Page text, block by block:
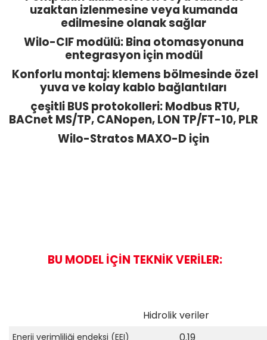
uzaktan izlenmesine veya kumanda
edilmesine olanak sağlar
Wilo-CIF modülü: Bina otomasyonuna
entegrasyon için modül
Konforlu montaj: klemens bölmesinde özel
yuva ve kolay kablo bağlantıları
çeşitli BUS protokolleri: Modbus RTU,
BACnet MS/TP, CANopen, LON TP/FT-10, PLR
Wilo-Stratos MAXO-D için
BU MODEL İÇİN TEKNİK VERİLER:
Hidrolik veriler
Enerji verimliliği endeksi (EEI) 0.19